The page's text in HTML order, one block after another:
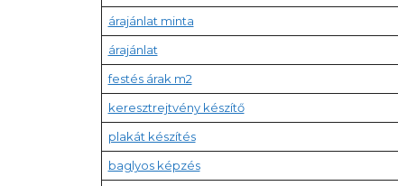
árajánlat minta
árajánlat
festés árak m2
keresztrejtvény készítő
plakát készítés
baglyos képzés